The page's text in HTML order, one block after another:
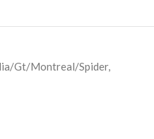
Gt/Montreal/Spider,